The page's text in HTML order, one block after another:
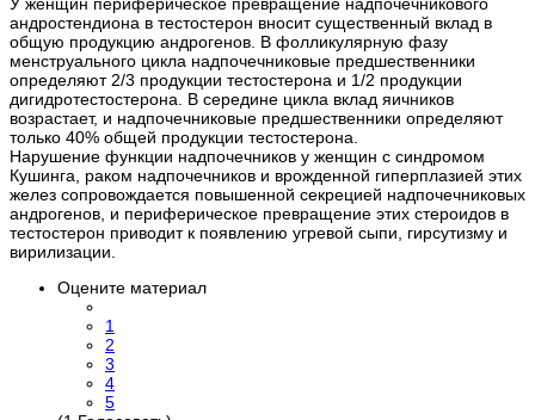
У женщин периферическое превращение надпочечникового
андростендиона в тестостерон вносит существенный вклад в
общую продукцию андрогенов. В фолликулярную фазу
менструального цикла надпочечниковые предшественники
определяют 2/3 продукции тестостерона и 1/2 продукции
дигидротестостерона. В середине цикла вклад яичников
возрастает, и надпочечниковые предшественники определяют
только 40% общей продукции тестостерона.
Нарушение функции надпочечников у женщин с синдромом
Кушинга, раком надпочечников и врожденной гиперплазией этих
желез сопровождается повышенной секрецией надпочечниковых
андрогенов, и периферическое превращение этих стероидов в
тестостерон приводит к появлению угревой сыпи, гирсутизму и
вирилизации.
Оцените материал
1
2
3
4
5